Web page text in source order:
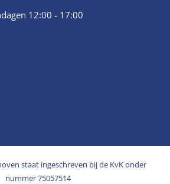
12:00 - 17:00
staat ingeschreven bij de KvK onder
nummer 75057514